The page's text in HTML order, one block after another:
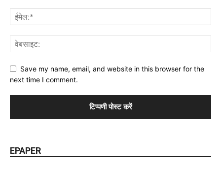
Save my name, email, and website in this browser for the
next time I comment.
EPAPER